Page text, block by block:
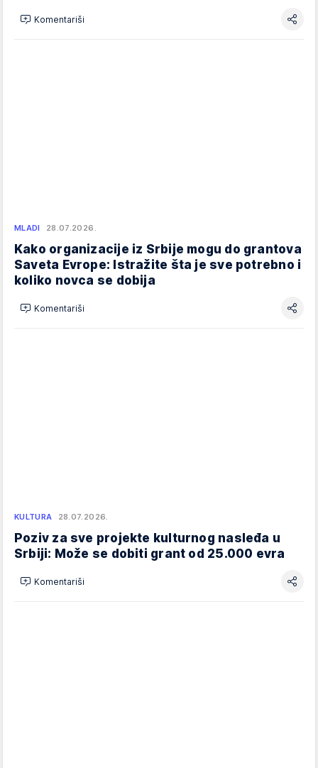
Komentariši
MLADI 28.07.2026.
Kako organizacije iz Srbije mogu do grantova
Saveta Evrope: Istražite šta je sve potrebno i
koliko novca se dobija
Komentariši
KULTURA 28.07.2026.
Poziv za sve projekte kulturnog nasleđa u
Srbiji: Može se dobiti grant od 25.000 evra
Komentariši